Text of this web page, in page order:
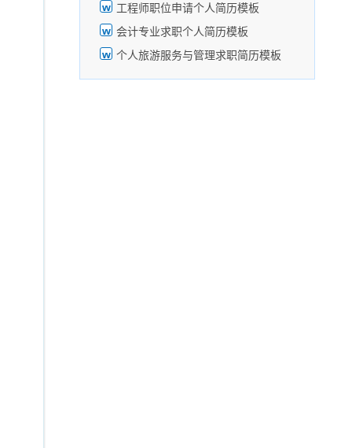
工程师职位申请个人简历模板
会计专业求职个人简历模板
个人旅游服务与管理求职简历模板